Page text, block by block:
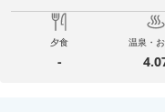
夕食
-
温泉・